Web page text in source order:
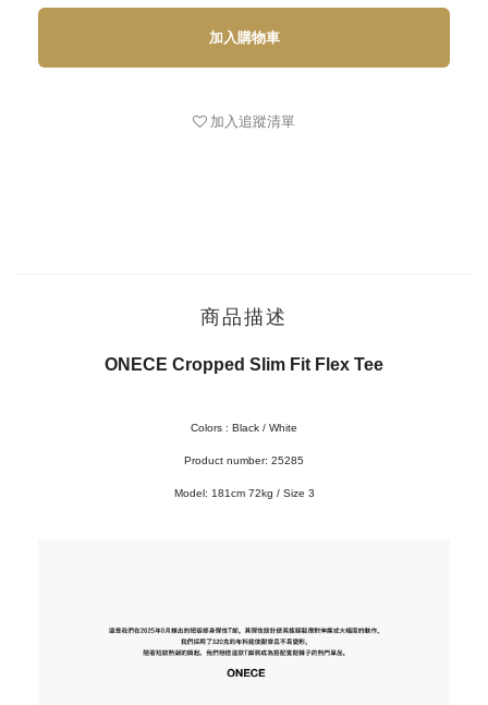
加入購物車
加入追蹤清單
商品描述
ONECE Cropped Slim Fit Flex Tee
Colors : Black / White
Product number: 25285
Model: 181cm 72kg / Size 3